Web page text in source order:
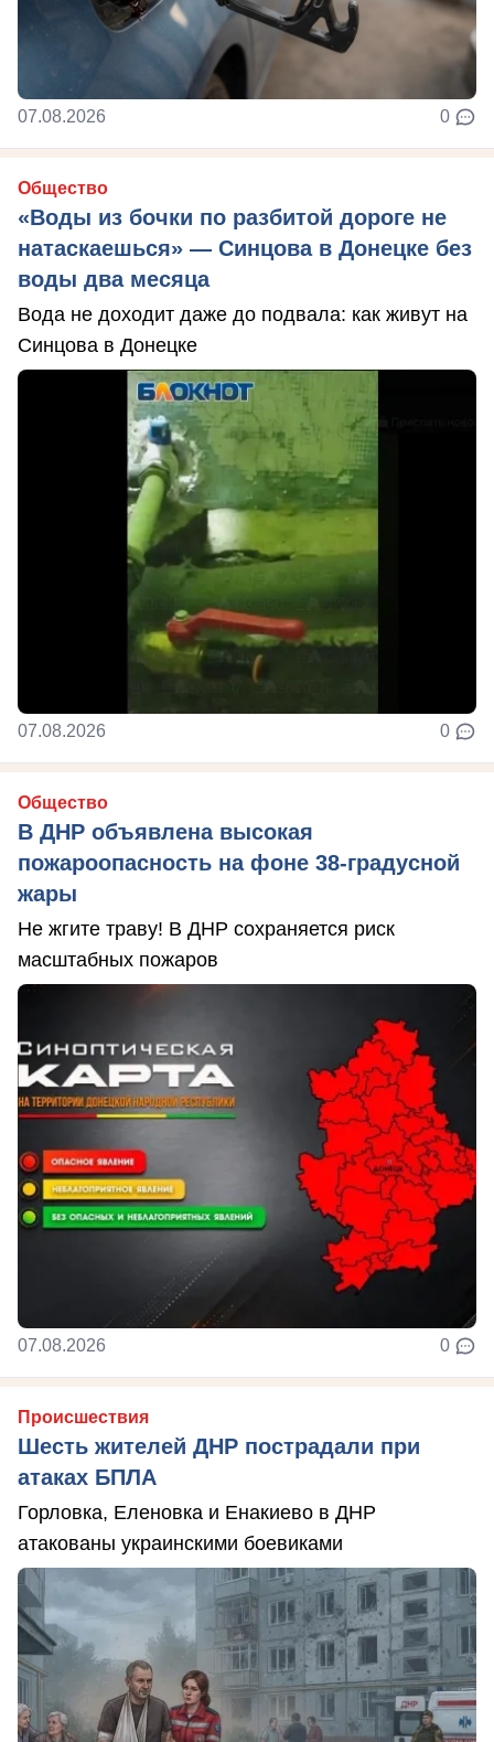
07.08.2026 0
Общество
«Воды из бочки по разбитой дороге не
натаскаешься» — Синцова в Донецке без
воды два месяца
Вода не доходит даже до подвала: как живут на
Синцова в Донецке
07.08.2026 0
Общество
В ДНР объявлена высокая
пожароопасность на фоне 38-градусной
жары
Не жгите траву! В ДНР сохраняется риск
масштабных пожаров
07.08.2026 0
Происшествия
Шесть жителей ДНР пострадали при
атаках БПЛА
Горловка, Еленовка и Енакиево в ДНР
атакованы украинскими боевиками